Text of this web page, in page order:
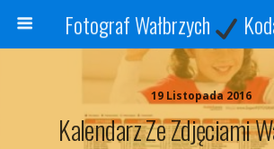
Fotograf Wałbrzych
19 Listopada 2016
Kalendarz Ze Zdjęciami